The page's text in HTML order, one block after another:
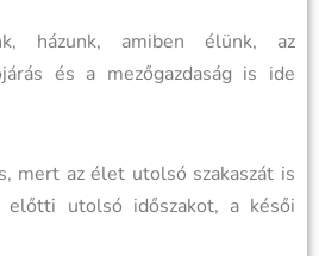
házunk, amiben élünk, az
és a mezőgazdaság is ide
mert az élet utolsó szakaszát is
előtti utolsó időszakot, a késői